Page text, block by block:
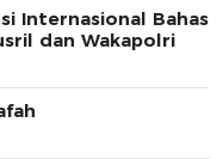
Internasional Bahas
dan Wakapolri